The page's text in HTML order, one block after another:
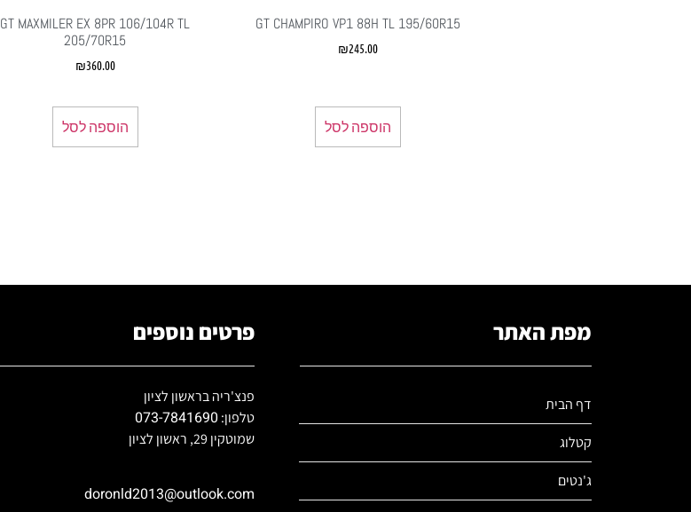
GT CHAMPIRO VP1 88H TL 195/60R15
₪245.00
הוספה לסל
GT MAXMILER EX 8PR 106/104R TL
205/70R15
₪360.00
הוספה לסל
מפת האתר
דף הבית
קטלוג
ג'נטים
פרטים נוספים
פנצ'ריה בראשון לציון
טלפון:073-7841690
שמוטקין 29, ראשון לציון
doronld2013@outlook.com